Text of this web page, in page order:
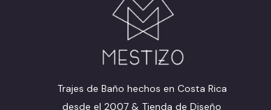
Trajes de Baño hechos en Costa Rica
desde el 2007 & Tienda de Diseño